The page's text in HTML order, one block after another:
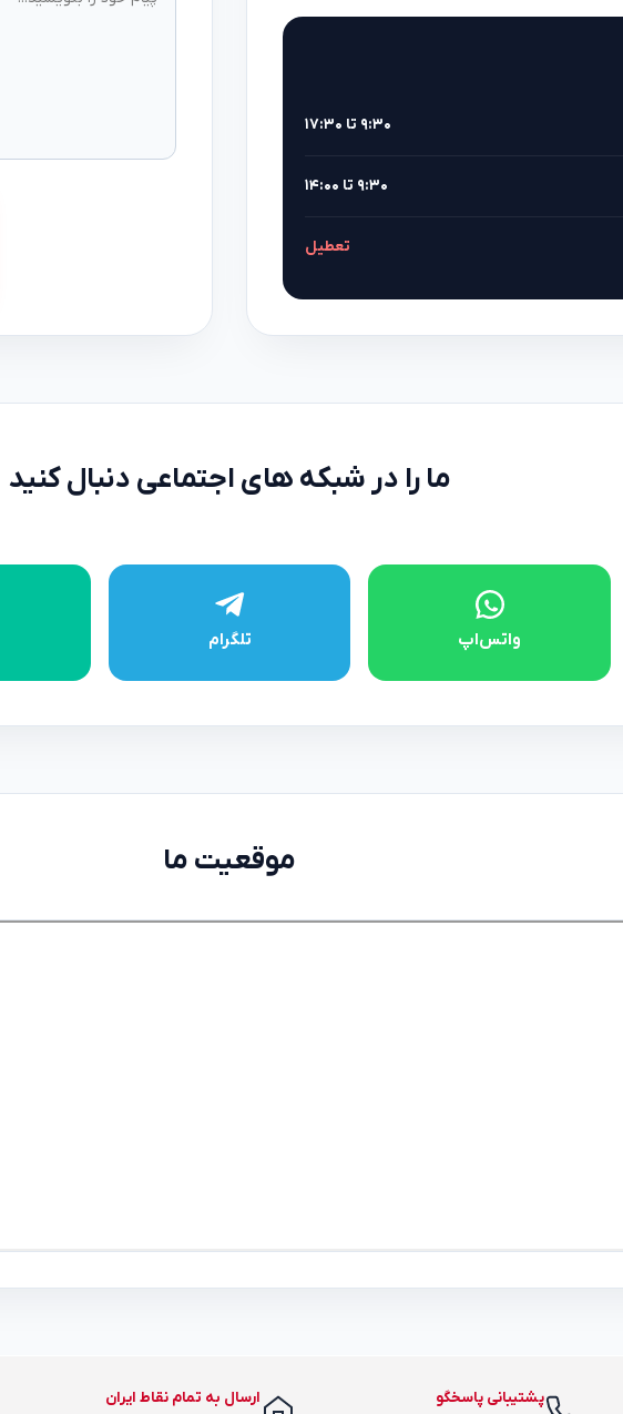
۹:۳۰ تا ۱۷:۳۰
۹:۳۰ تا ۱۴:۰۰
تعطیل
ما را در شبکه های اجتماعی دنبال کنید
واتس‌اپ تلگرام
موقعیت ما
پشتیبانی پاسخگو ارسال به تمام نقاط ایران